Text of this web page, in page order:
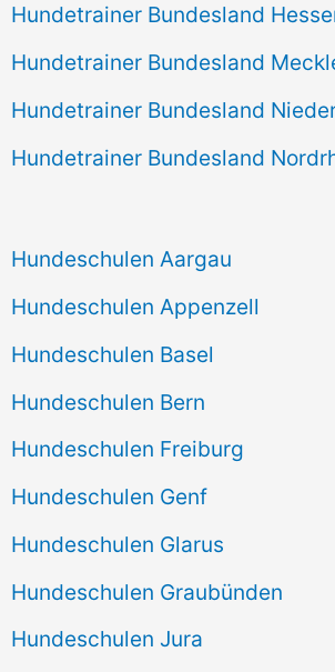
Hundetrainer Bundesland
Hundetrainer Bundesland
Hundetrainer Bundesland
Hundetrainer Bundesland
Hundeschulen Aargau
Hundeschulen Appenzell
Hundeschulen Basel
Hundeschulen Bern
Hundeschulen Freiburg
Hundeschulen Genf
Hundeschulen Glarus
Hundeschulen Graubünden
Hundeschulen Jura